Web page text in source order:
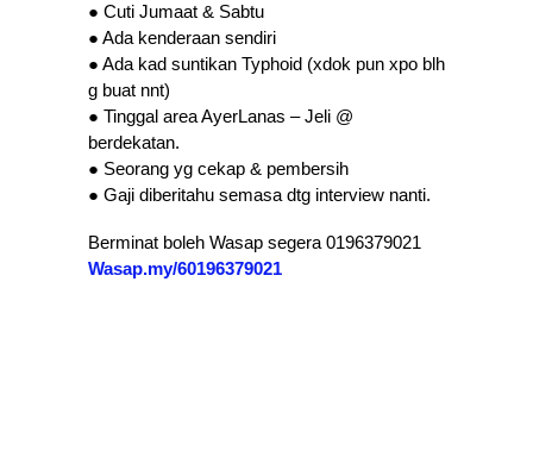
● Cuti Jumaat & Sabtu
● Ada kenderaan sendiri
● Ada kad suntikan Typhoid (xdok pun xpo blh
g buat nnt)
● Tinggal area AyerLanas – Jeli @
berdekatan.
● Seorang yg cekap & pembersih
● Gaji diberitahu semasa dtg interview nanti.
Berminat boleh Wasap segera 0196379021
Wasap.my/60196379021